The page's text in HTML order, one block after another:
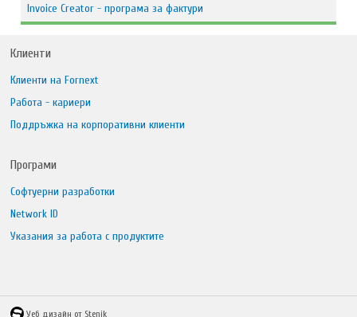
Invoice Creator - програма за фактури
Клиенти
Клиенти на Fornext
Работа - кариери
Поддръжка на корпоративни клиенти
Програми
Софтуерни разработки
Network ID
Указания за работа с продуктите
Уеб дизайн от Stenik